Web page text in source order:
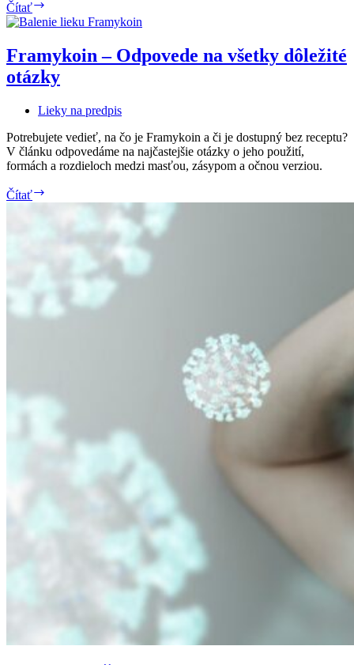
Čítať
najčastejších
Diazepame
Framykoin – Odpovede na všetky dôležité
otázky
Lieky na predpis
Potrebujete vedieť, na čo je Framykoin a či je dostupný bez receptu?
V článku odpovedáme na najčastejšie otázky o jeho použití,
formách a rozdieloch medzi masťou, zásypom a očnou verziou.
Čítať
–
všetky